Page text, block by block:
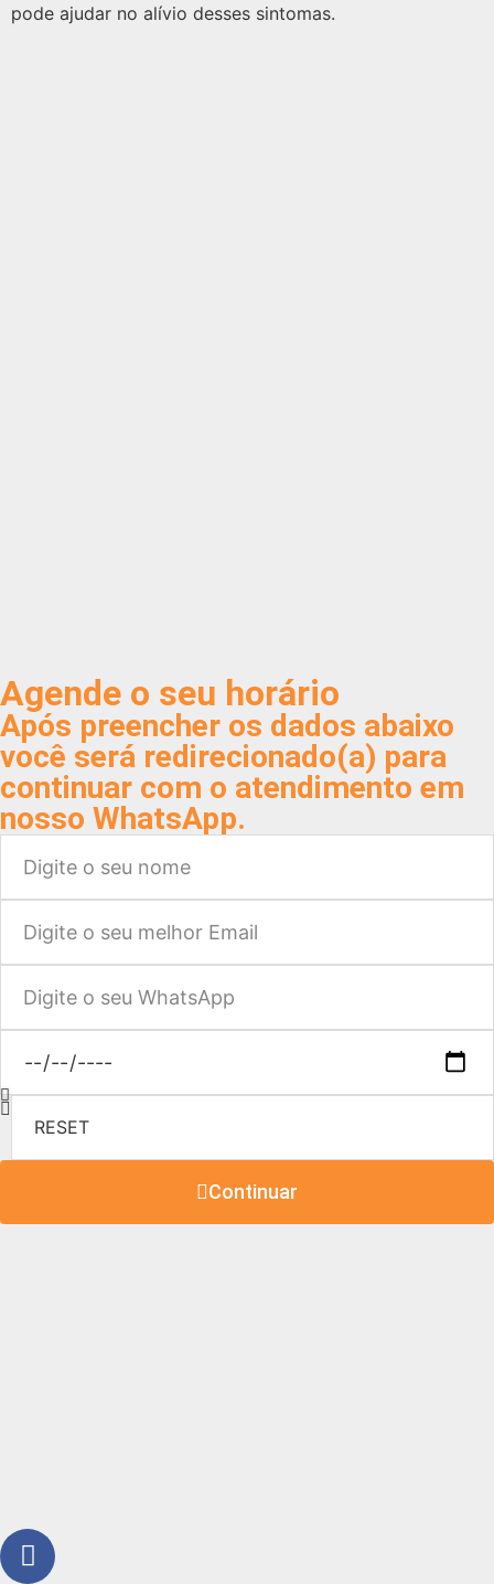
pode ajudar no alívio desses sintomas.
Agende o seu horário
Após preencher os dados abaixo
você será redirecionado(a) para
continuar com o atendimento em
nosso WhatsApp.
Continuar